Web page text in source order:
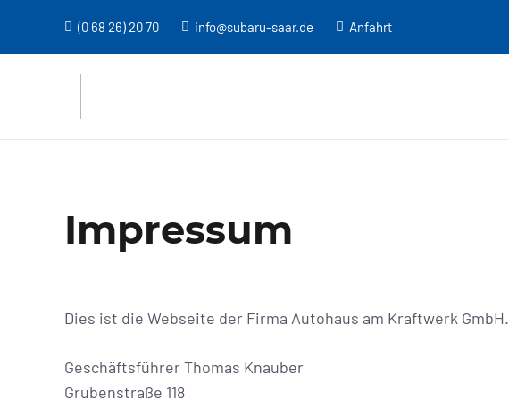
(0 68 26) 20 70 info@subaru-saar.de Anfahrt
Impressum
Dies ist die Webseite der Firma Autohaus am Kraftwerk GmbH.
Geschäftsführer Thomas Knauber
Grubenstraße 118